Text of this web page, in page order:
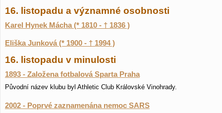
16. listopadu a významné osobnosti
Karel Hynek Mácha (* 1810 - † 1836 )
Eliška Junková (* 1900 - † 1994 )
16. listopadu v minulosti
1893 - Založena fotbalová Sparta Praha
Původní název klubu byl Athletic Club Královské Vinohrady.
2002 - Poprvé zaznamenána nemoc SARS